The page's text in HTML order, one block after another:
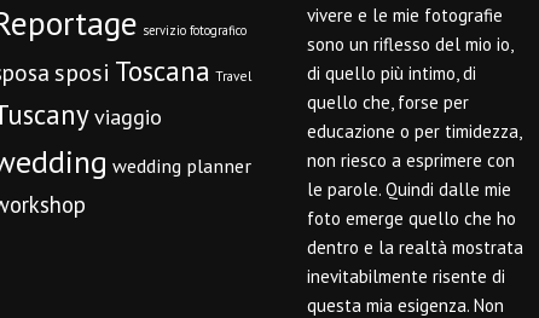
servizio fotografico
sposi Toscana Travel
viaggio
wedding planner
vivere e le mie fotografie
sono un riflesso del mio io,
di quello più intimo, di
quello che, forse per
educazione o per timidezza,
non riesco a esprimere con
le parole. Quindi dalle mie
foto emerge quello che ho
dentro e la realtà mostrata
inevitabilmente risente di
questa mia esigenza. Non